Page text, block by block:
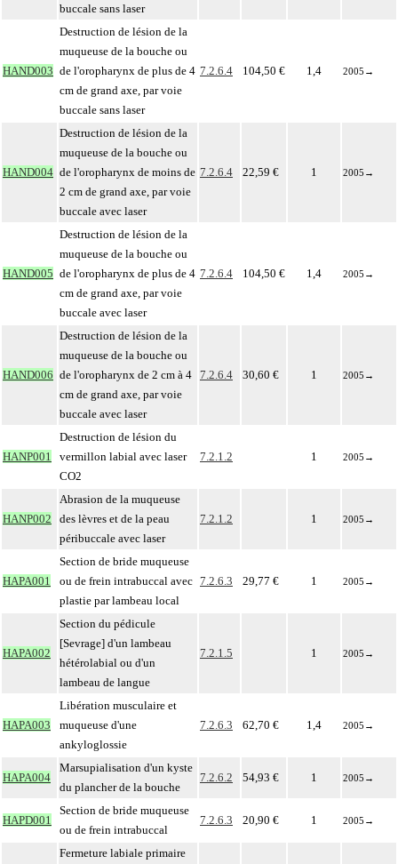
buccale sans laser
HAND003
Destruction de lésion de la
muqueuse de la bouche ou
de l'oropharynx de plus de 4
cm de grand axe, par voie
buccale sans laser
7.2.6.4 104,50 € 1,4 2005 →
HAND004
Destruction de lésion de la
muqueuse de la bouche ou
de l'oropharynx de moins de
2 cm de grand axe, par voie
buccale avec laser
7.2.6.4 22,59 € 1 2005 →
HAND005
Destruction de lésion de la
muqueuse de la bouche ou
de l'oropharynx de plus de 4
cm de grand axe, par voie
buccale avec laser
7.2.6.4 104,50 € 1,4 2005 →
HAND006
Destruction de lésion de la
muqueuse de la bouche ou
de l'oropharynx de 2 cm à 4
cm de grand axe, par voie
buccale avec laser
7.2.6.4 30,60 € 1 2005 →
HANP001
Destruction de lésion du
vermillon labial avec laser
CO2
7.2.1.2 1 2005 →
HANP002
Abrasion de la muqueuse
des lèvres et de la peau
péribuccale avec laser
7.2.1.2 1 2005 →
HAPA001
Section de bride muqueuse
ou de frein intrabuccal avec
plastie par lambeau local
7.2.6.3 29,77 € 1 2005 →
HAPA002
Section du pédicule
[Sevrage] d'un lambeau
hétérolabial ou d'un
lambeau de langue
7.2.1.5 1 2005 →
HAPA003
Libération musculaire et
muqueuse d'une
ankyloglossie
7.2.6.3 62,70 € 1,4 2005 →
HAPA004
Marsupialisation d'un kyste
du plancher de la bouche
7.2.6.2 54,93 € 1 2005 →
HAPD001
Section de bride muqueuse
ou de frein intrabuccal
7.2.6.3 20,90 € 1 2005 →
Fermeture labiale primaire